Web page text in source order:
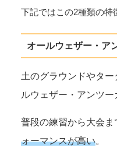
下記ではこの2種類の特
オールウェザー・ア
土のグラウンドやタ
ルウェザー・アンツー
普段の練習から大会
ォーマンスが高い。